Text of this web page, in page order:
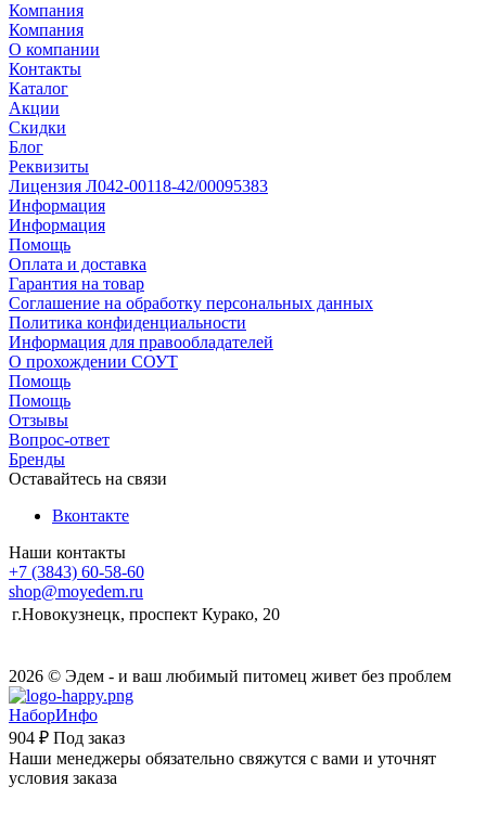
Компания
Компания
О компании
Контакты
Каталог
Акции
Скидки
Блог
Реквизиты
Лицензия Л042-00118-42/00095383
Информация
Информация
Помощь
Оплата и доставка
Гарантия на товар
Соглашение на обработку персональных данных
Политика конфиденциальности
Информация для правообладателей
О прохождении СОУТ
Помощь
Помощь
Отзывы
Вопрос-ответ
Бренды
Оставайтесь на связи
Вконтакте
Наши контакты
+7 (3843) 60-58-60
shop@moyedem.ru
г.Новокузнецк, проспект Курако, 20
2026 © Эдем - и ваш любимый питомец живет без проблем
НаборИнфо
904 ₽ Под заказ
Наши менеджеры обязательно свяжутся с вами и уточнят
условия заказа